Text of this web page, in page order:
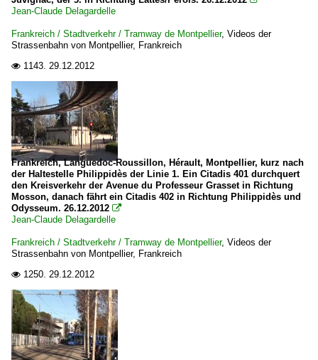
Jean-Claude Delagardelle
Frankreich / Stadtverkehr / Tramway de Montpellier, Videos der
Strassenbahn von Montpellier, Frankreich
 1143. 29.12.2012
Frankreich, Languedoc-Roussillon, Hérault, Montpellier, kurz nach
der Haltestelle Philippidès der Linie 1. Ein Citadis 401 durchquert
den Kreisverkehr der Avenue du Professeur Grasset in Richtung
Mosson, danach fährt ein Citadis 402 in Richtung Philippidès und
Odysseum. 26.12.2012 
Jean-Claude Delagardelle
Frankreich / Stadtverkehr / Tramway de Montpellier, Videos der
Strassenbahn von Montpellier, Frankreich
 1250. 29.12.2012